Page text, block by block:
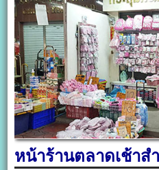
หน้าร้านตลาดเช้าส